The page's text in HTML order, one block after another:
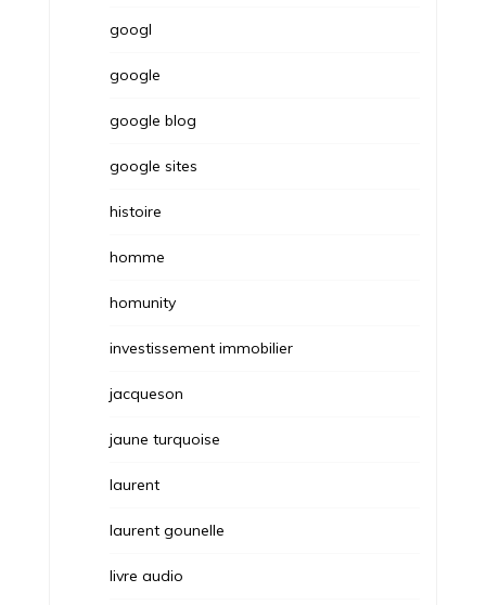
googl
google
google blog
google sites
histoire
homme
homunity
investissement immobilier
jacqueson
jaune turquoise
laurent
laurent gounelle
livre audio